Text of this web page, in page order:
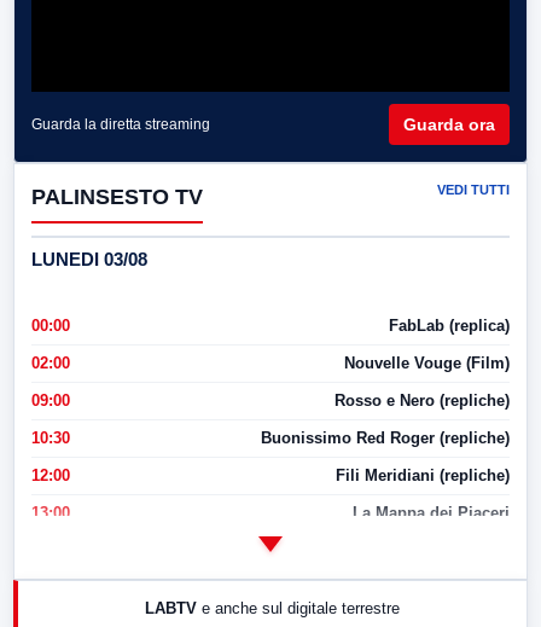
Guarda la diretta streaming Guarda ora
PALINSESTO TV VEDI TUTTI
LUNEDI 03/08
00:00 FabLab (replica)
02:00 Nouvelle Vouge (Film)
09:00 Rosso e Nero (repliche)
10:30 Buonissimo Red Roger (repliche)
12:00 Fili Meridiani (repliche)
13:00 La Mappa dei Piaceri
LABTV e anche sul digitale terrestre